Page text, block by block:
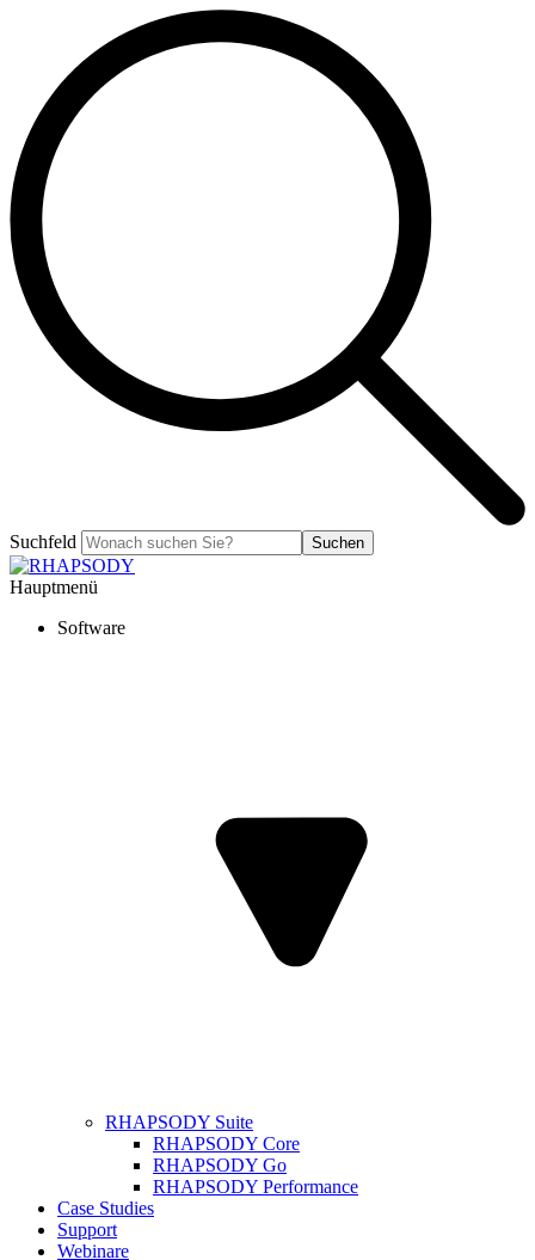
Suchfeld Suchen
Hauptmenü
Software
RHAPSODY Suite
RHAPSODY Core
RHAPSODY Go
RHAPSODY Performance
Case Studies
Support
Webinare